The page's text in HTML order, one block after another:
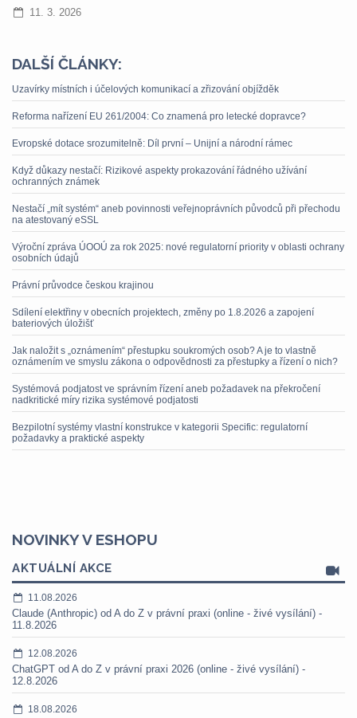
11. 3. 2026
DALŠÍ ČLÁNKY:
Uzavírky místních i účelových komunikací a zřizování objížděk
Reforma nařízení EU 261/2004: Co znamená pro letecké dopravce?
Evropské dotace srozumitelně: Díl první – Unijní a národní rámec
Když důkazy nestačí: Rizikové aspekty prokazování řádného užívání
ochranných známek
Nestačí „mít systém“ aneb povinnosti veřejnoprávních původců při přechodu
na atestovaný eSSL
Výroční zpráva ÚOOÚ za rok 2025: nové regulatorní priority v oblasti ochrany
osobních údajů
Právní průvodce českou krajinou
Sdílení elektřiny v obecních projektech, změny po 1.8.2026 a zapojení
bateriových úložišť
Jak naložit s „oznámením“ přestupku soukromých osob? A je to vlastně
oznámením ve smyslu zákona o odpovědnosti za přestupky a řízení o nich?
Systémová podjatost ve správním řízení aneb požadavek na překročení
nadkritické míry rizika systémové podjatosti
Bezpilotní systémy vlastní konstrukce v kategorii Specific: regulatorní
požadavky a praktické aspekty
NOVINKY V ESHOPU
AKTUÁLNÍ AKCE
11.08.2026
Claude (Anthropic) od A do Z v právní praxi (online - živé vysílání) -
11.8.2026
12.08.2026
ChatGPT od A do Z v právní praxi 2026 (online - živé vysílání) -
12.8.2026
18.08.2026